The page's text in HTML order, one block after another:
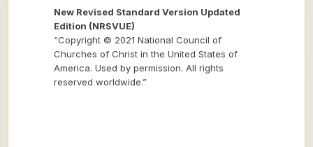
New Revised Standard Version Updated
Edition (NRSVUE)
“Copyright © 2021 National Council of
Churches of Christ in the United States of
America. Used by permission. All rights
reserved worldwide.”